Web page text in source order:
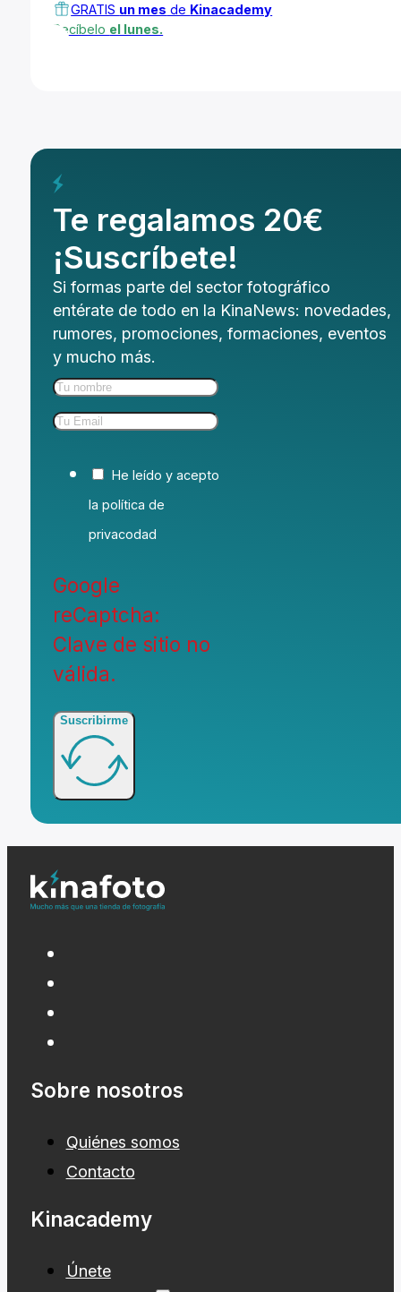
GRATIS un mes de Kinacademy
Recíbelo el lunes.
Te regalamos 20€
¡Suscríbete!
Si formas parte del sector fotográfico
entérate de todo en la KinaNews: novedades,
rumores, promociones, formaciones, eventos
y mucho más.
He leído y acepto
la política de
privacodad
Google
reCaptcha:
Clave de sitio no
válida.
Suscribirme
Sobre nosotros
Quiénes somos
Contacto
Kinacademy
Únete